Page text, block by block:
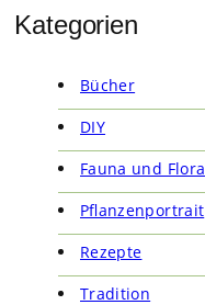
Kategorien
Bücher
DIY
Fauna und Flora
Pflanzenportrait
Rezepte
Tradition